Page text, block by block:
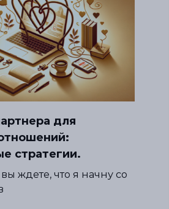
для
стратегии.
ждете, что я начну со